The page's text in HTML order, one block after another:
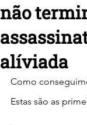
não
alíviada
Como
Estas são as